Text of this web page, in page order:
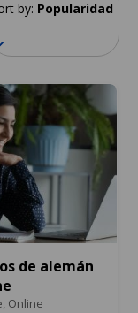
by: Popularidad
de alemán
Online